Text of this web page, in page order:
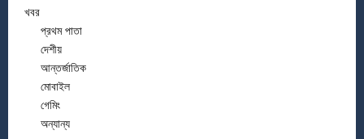
খবর
প্রথম পাতা
দেশীয়
আন্তর্জাতিক
মোবাইল
গেমিং
অন্যান্য